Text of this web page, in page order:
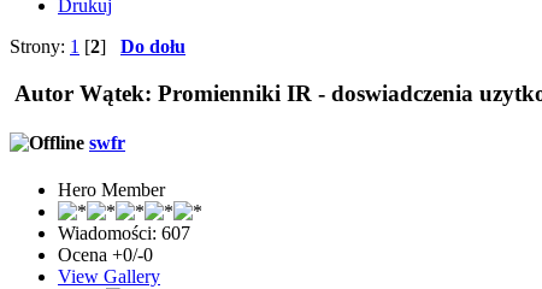
Drukuj
Strony: 1 [2] Do dołu
Autor Wątek: Promienniki IR - doswiadczenia
swfr
Hero Member
Wiadomości: 607
Ocena +0/-0
View Gallery